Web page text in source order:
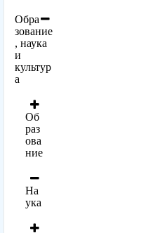
Обра
зование
, наука
и
культур
а
Об
раз
ова
ние
На
ука